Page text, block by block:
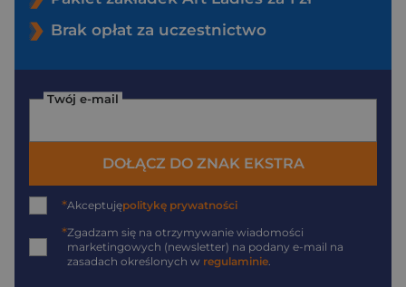
Brak opłat za uczestnictwo
Twój e-mail
DOŁĄCZ DO ZNAK EKSTRA
*Akceptujępolitykę prywatności
*Zgadzam się na otrzymywanie wiadomości
marketingowych (newsletter) na podany e-mail na
zasadach określonych w regulaminie